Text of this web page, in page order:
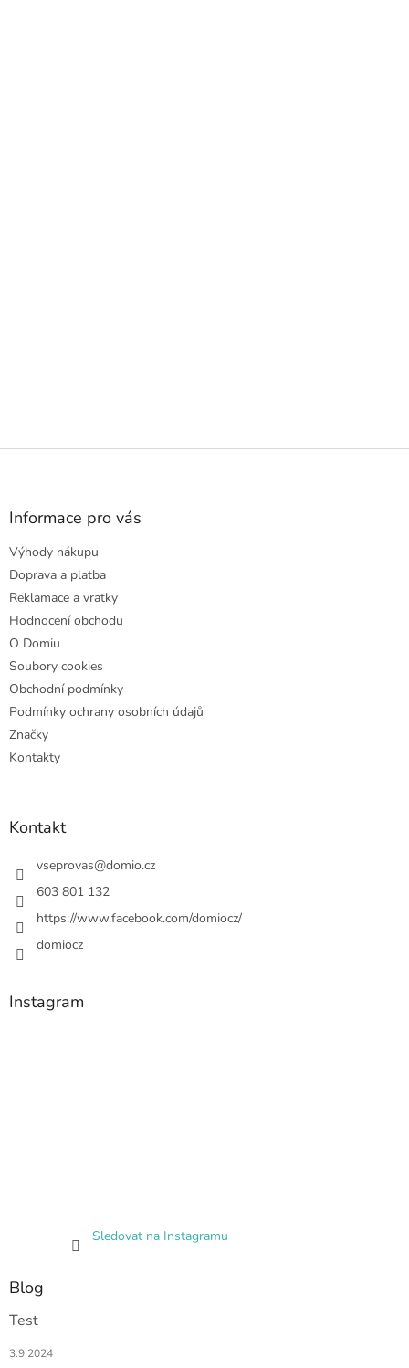
Z
Informace pro vás
Výhody nákupu
Doprava a platba
Reklamace a vratky
Hodnocení obchodu
O Domiu
Soubory cookies
Obchodní podmínky
Podmínky ochrany osobních údajů
Značky
Kontakty
Kontakt
vseprovas@domio.cz
603 801 132
https://www.facebook.com/domiocz/
domiocz
Instagram
Sledovat na Instagramu
Blog
Test
3.9.2024